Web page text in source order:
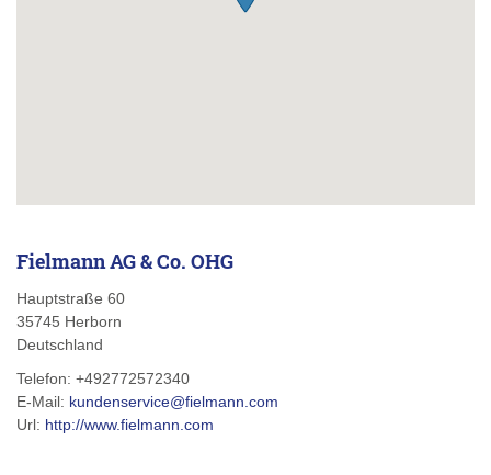
Fielmann AG & Co. OHG
Hauptstraße 60
35745 Herborn
Deutschland
Telefon: +492772572340
E-Mail: kundenservice@fielmann.com
Url: http://www.fielmann.com